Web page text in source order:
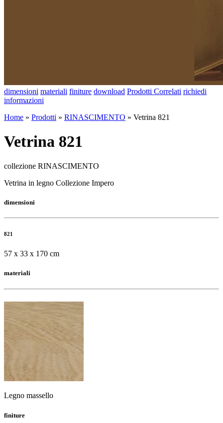
dimensioni materiali finiture download Prodotti Correlati richiedi
informazioni
Home » Prodotti » RINASCIMENTO » Vetrina 821
Vetrina 821
collezione RINASCIMENTO
Vetrina in legno Collezione Impero
dimensioni
821
57 x 33 x 170 cm
materiali
Legno massello
finiture